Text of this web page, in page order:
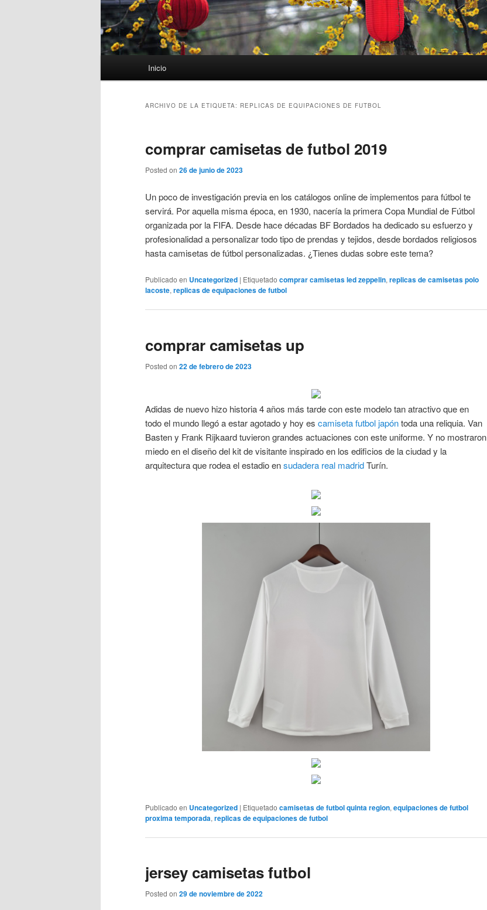
Inicio
ARCHIVO DE LA ETIQUETA: REPLICAS DE EQUIPACIONES DE FUTBOL
comprar camisetas de futbol 2019
Posted on 26 de junio de 2023
Un poco de investigación previa en los catálogos online de implementos para fútbol te
servirá. Por aquella misma época, en 1930, nacería la primera Copa Mundial de Fútbol
organizada por la FIFA. Desde hace décadas BF Bordados ha dedicado su esfuerzo y
profesionalidad a personalizar todo tipo de prendas y tejidos, desde bordados religiosos
hasta camisetas de fútbol personalizadas. ¿Tienes dudas sobre este tema?
Publicado en Uncategorized | Etiquetado comprar camisetas led zeppelin, replicas de camisetas polo
lacoste, replicas de equipaciones de futbol
comprar camisetas up
Posted on 22 de febrero de 2023
Adidas de nuevo hizo historia 4 años más tarde con este modelo tan atractivo que en
todo el mundo llegó a estar agotado y hoy es camiseta futbol japóntoda una reliquia. Van
Basten y Frank Rijkaard tuvieron grandes actuaciones con este uniforme. Y no mostraron
miedo en el diseño del kit de visitante inspirado en los edificios de la ciudad y la
arquitectura que rodea el estadio ensudadera real madridTurín.
Publicado en Uncategorized | Etiquetado camisetas de futbol quinta region, equipaciones de futbol
proxima temporada, replicas de equipaciones de futbol
jersey camisetas futbol
Posted on 29 de noviembre de 2022